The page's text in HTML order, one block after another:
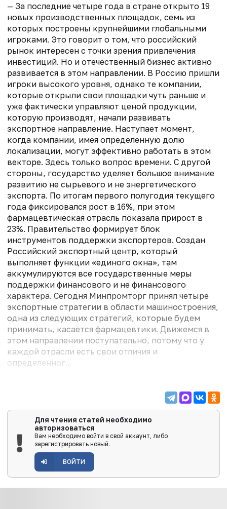
— За последние четыре года в стране открыто 19
новых производственных площадок, семь из
которых построены крупнейшими глобальными
игроками. Это говорит о том, что российский
рынок интересен с точки зрения привлечения
инвестиций. Но и отечественный бизнес активно
развивается в этом направлении. В Россию пришли
игроки высокого уровня, однако те компании,
которые открыли свои площадки чуть раньше и
уже фактически управляют ценой продукции,
которую производят, начали развивать
экспортное направление. Наступает момент,
когда компании, имея определенную долю
локализации, могут эффективно работать в этом
векторе. Здесь только вопрос времени. С другой
стороны, государство уделяет большое внимание
развитию не сырьевого и не энергетического
экспорта. По итогам первого полугодия текущего
года фиксировался рост в 16%, при этом
фармацевтическая отрасль показала прирост в
23%. Правительство формирует блок
инструментов поддержки экспортеров. Создан
Российский экспортный центр, который
выполняет функции «единого окна», там
аккумулируются все государственные меры
поддержки финансового и не финансового
характера. Сегодня Минпромторг принял четыре
экспортные стратегии в области машиностроения,
одна из следующих стратегий, которые будем
принимать, касается фармацевтики. Движемся в
этом направлении поступательно, потому что у
каждой отрасли есть свои отличия и
определенног...
Для чтения статей необходимо
авторизоваться
Вам необходимо войти в свой аккаунт, либо
зарегистрировать новый.
ВОЙТИ